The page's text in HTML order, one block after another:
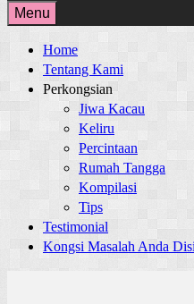
for:
Menu
Home
Tentang Kami
Perkongsian
Jiwa Kacau
Keliru
Percintaan
Rumah Tangga
Kompilasi
Tips
Testimonial
Kongsi Masalah Anda